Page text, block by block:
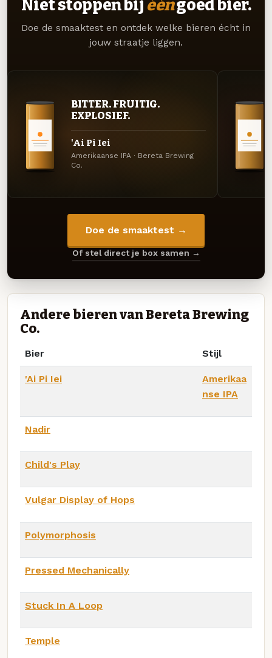
Niet stoppen bij ééngoed bier.
Doe de smaaktest en ontdek welke bieren écht in
jouw straatje liggen.
BITTER. FRUITIG.
EXPLOSIEF.
'Ai Pi Iei
Amerikaanse IPA · Bereta Brewing
Co.
Doe de smaaktest →
Of stel direct je box samen →
Andere bieren van Bereta Brewing
Co.
Bier Stijl
'Ai Pi Iei
Amerikaa
nse IPA
Nadir
Child's Play
Vulgar Display of Hops
Polymorphosis
Pressed Mechanically
Stuck In A Loop
Temple